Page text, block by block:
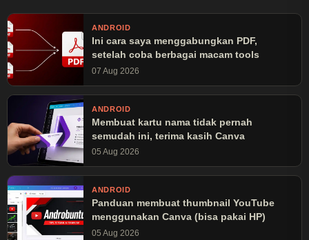
ANDROID
Ini cara saya menggabungkan PDF,
setelah coba berbagai macam tools
07 Aug 2026
ANDROID
Membuat kartu nama tidak pernah
semudah ini, terima kasih Canva
05 Aug 2026
ANDROID
Panduan membuat thumbnail YouTube
menggunakan Canva (bisa pakai HP)
05 Aug 2026